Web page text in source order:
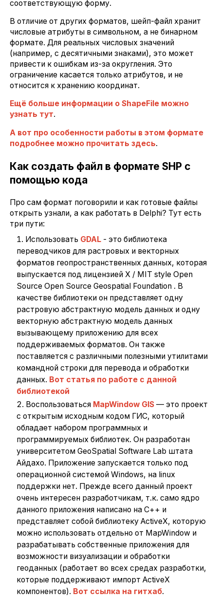
соответствующую форму.
В отличие от других форматов, шейп-файл хранит
числовые атрибуты в символьном, а не бинарном
формате. Для реальных числовых значений
(например, с десятичными знаками), это может
привести к ошибкам из-за округления. Это
ограничение касается только атрибутов, и не
относится к хранению координат.
Ещё больше информации о ShapeFile можно
узнать тут.
А вот про особенности работы в этом формате
подробнее можно прочитать здесь.
Как создать файл в формате SHP с
помощью кода
Про сам формат поговорили и как готовые файлы
открыть узнали, а как работать в Delphi? Тут есть
три пути:
Использовать GDAL - это библиотека
переводчиков для растровых и векторных
форматов геопространственных данных, которая
выпускается под лицензией X / MIT style Open
Source Open Source Geospatial Foundation . В
качестве библиотеки он представляет одну
растровую абстрактную модель данных и одну
векторную абстрактную модель данных
вызывающему приложению для всех
поддерживаемых форматов. Он также
поставляется с различными полезными утилитами
командной строки для перевода и обработки
данных. Вот статья по работе с данной
библиотекой
Воспользоваться MapWindow GIS — это проект
с открытым исходным кодом ГИС, который
обладает набором программных и
программируемых библиотек. Он разработан
университетом GeoSpatial Software Lab штата
Айдахо. Приложение запускается только под
операционной системой Windows, на linux
поддержки нет. Прежде всего данный проект
очень интересен разработчикам, т.к. само ядро
данного приложения написано на С++ и
представляет собой библиотеку ActiveX, которую
можно использовать отдельно от MapWindow и
разрабатывать собственные приложения для
возможности визуализации и обработки
геоданных (работает во всех средах разработки,
которые поддерживают импорт ActiveX
компонентов). Вот ссылка на гитхаб.